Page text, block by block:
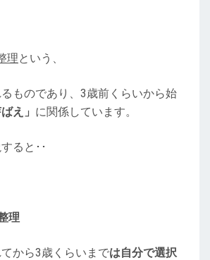
理という、
ものであり、3歳前くらいから始
え」 に関係しています。
ると･･
理
から3歳くらいまでは自分で選択